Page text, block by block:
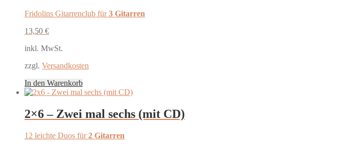
Fridolins Gitarrenclub für3 Gitarren
13,50 €
inkl. MwSt.
zzgl. Versandkosten
In den Warenkorb
2×6 – Zwei mal sechs (mit CD)
12 leichte Duos für2 Gitarren